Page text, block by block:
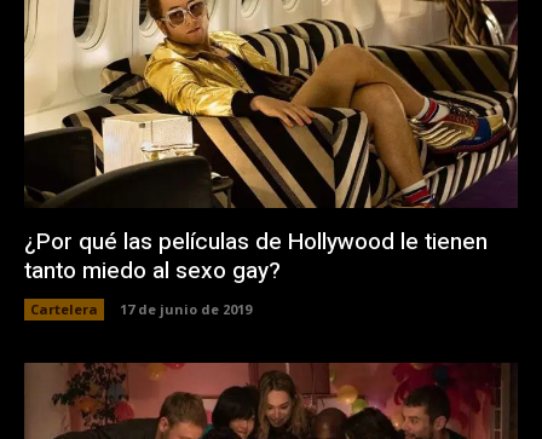
¿Por qué las películas de Hollywood le tienen
tanto miedo al sexo gay?
Cartelera 17 de junio de 2019